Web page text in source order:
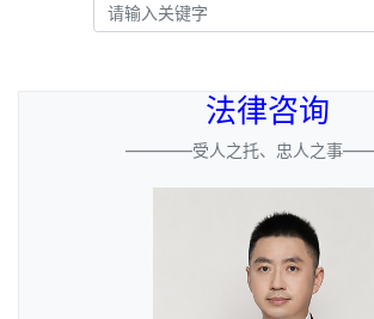
法律咨询
————受人之托、忠人之事